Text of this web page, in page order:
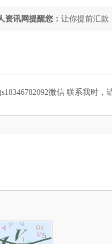
资讯网提醒您： 让你提前汇款
微信 联系我时，